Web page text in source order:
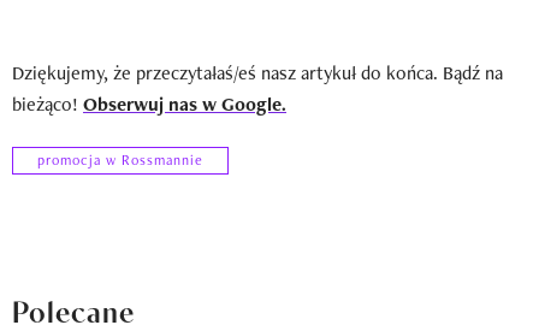
Dziękujemy, że przeczytałaś/eś nasz artykuł do końca. Bądź na
bieżąco! Obserwuj nas w Google.
promocja w Rossmannie
Polecane